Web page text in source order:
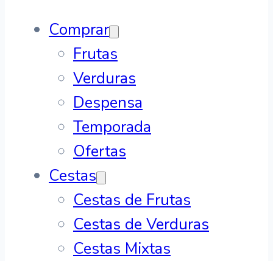
Comprar
Frutas
Verduras
Despensa
Temporada
Ofertas
Cestas
Cestas de Frutas
Cestas de Verduras
Cestas Mixtas